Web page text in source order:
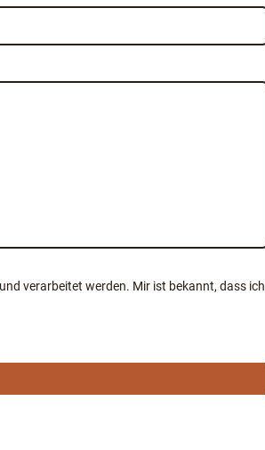
verarbeitet werden. Mir ist bekannt, dass ich